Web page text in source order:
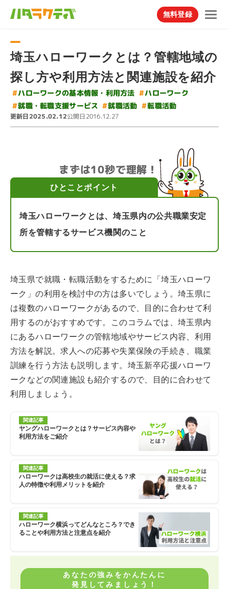
無料登録
埼玉ハローワークとは？管轄地域の
探し方や利用方法と関連施設を紹介
#ハローワークの基本情報・利用方法 #ハローワーク
#就職・転職支援サービス #就職活動 #転職活動
更新日2025.02.12公開日2016.12.27
まずは10秒で理解！
ひとことポイント
埼玉ハローワークとは、埼玉県内の公共職業安定
所を管轄するサービス機関のこと
埼玉県で就職・転職活動をするために「埼玉ハローワ
ーク」の利用を検討中の方は多いでしょう。埼玉県に
は複数のハローワークがあるので、目的に合わせて利
用するのがおすすめです。このコラムでは、埼玉県内
にあるハローワークの管轄地域やサービス内容、利用
方法を解説。求人への応募や失業保険の手続き、職業
訓練を行う方法も説明します。埼玉新卒応援ハローワ
ークなどの関連施設も紹介するので、目的に合わせて
利用しましょう。
関連記事
ヤングハローワークとは？サービス内容や
利用方法をご紹介
関連記事
ハローワークは高校生の就活に使える？求
人の特徴や利用メリットを紹介
関連記事
ハローワーク横浜ってどんなところ？でき
ることや利用方法と注意点を紹介
あなたの強みをかんたんに
発見してみましょう！